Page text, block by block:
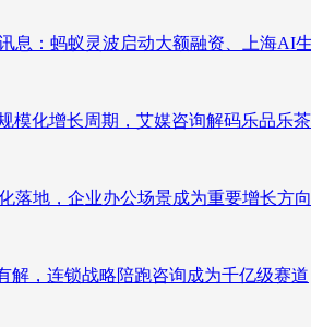
息：蚂蚁灵波启动大额融资、上海AI
模化增长周期，艾媒咨询解码乐品乐
落地，企业办公场景成为重要增长方向
解，连锁战略陪跑咨询成为千亿级赛道